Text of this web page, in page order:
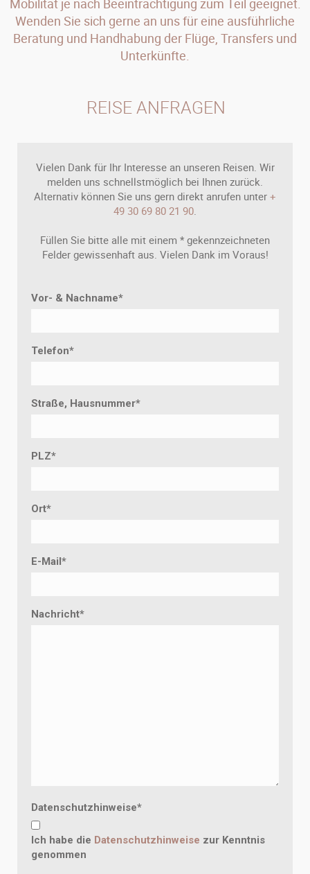
Mobilität je nach Beeinträchtigung zum Teil geeignet.
Wenden Sie sich gerne an uns für eine ausführliche
Beratung und Handhabung der Flüge, Transfers und
Unterkünfte.
REISE ANFRAGEN
Vielen Dank für Ihr Interesse an unseren Reisen. Wir
melden uns schnellstmöglich bei Ihnen zurück.
Alternativ können Sie uns gern direkt anrufen unter +
49 30 69 80 21 90.
Füllen Sie bitte alle mit einem * gekennzeichneten
Felder gewissenhaft aus. Vielen Dank im Voraus!
Vor- & Nachname*
Telefon*
Straße, Hausnummer*
PLZ*
Ort*
E-Mail*
Nachricht*
Datenschutzhinweise*
Ich habe die Datenschutzhinweise zur Kenntnis
genommen